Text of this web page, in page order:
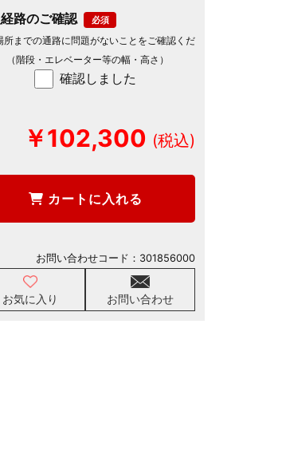
路のご確認
確認しました
所までの通路に問題がないことをご確認くだ
（階段・エレベーター等の幅・高さ）
￥102,300
カートに入れる
お気に入り お問い合わせ
お問い合わせコード： 301856000